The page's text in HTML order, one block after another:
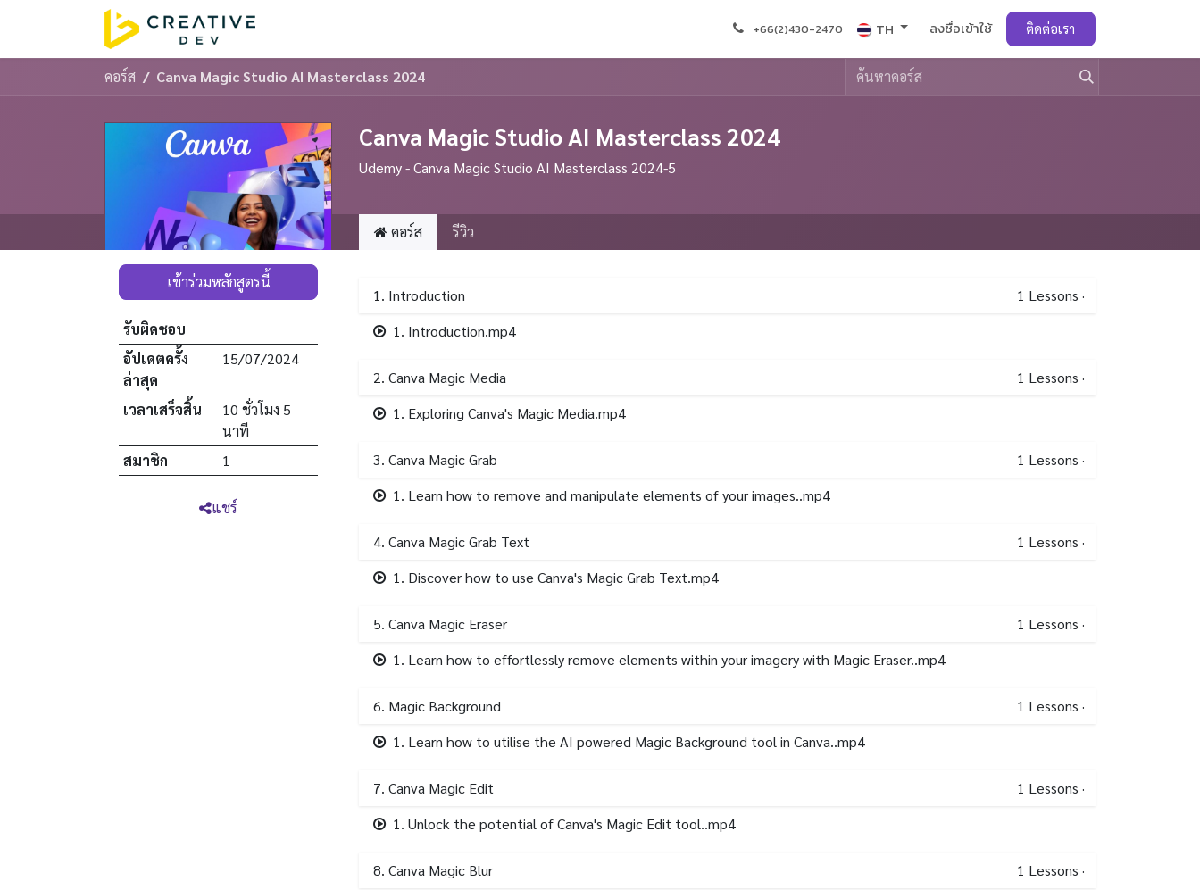
ติดต่อเรา งาน
+66(2)430-2470 TH ลงชื่อเข้าใช้ ติดต่อเรา
คอร์ส Canva Magic Studio AI Masterclass 2024
Canva Magic Studio AI Masterclass 2024
Udemy - Canva Magic Studio AI Masterclass 2024-5
เข้าร่วมหลักสูตรนี้
รับผิดชอบ
อัปเดตครั้ง
ล่าสุด
15/07/2024
เวลาเสร็จสิ้น
10 ชั่วโมง 5
นาที
สมาชิก
1
แชร์
คอร์ส รีวิว
1. Introduction 1 Lessons ·
1. Introduction.mp4
2. Canva Magic Media 1 Lessons ·
1. Exploring Canva's Magic Media.mp4
3. Canva Magic Grab 1 Lessons ·
1. Learn how to remove and manipulate elements of your images..mp4
4. Canva Magic Grab Text 1 Lessons ·
1. Discover how to use Canva's Magic Grab Text.mp4
5. Canva Magic Eraser 1 Lessons ·
1. Learn how to effortlessly remove elements within your imagery with Magic Eraser..mp4
6. Magic Background 1 Lessons ·
1. Learn how to utilise the AI powered Magic Background tool in Canva..mp4
7. Canva Magic Edit 1 Lessons ·
1. Unlock the potential of Canva's Magic Edit tool..mp4
8. Canva Magic Blur 1 Lessons ·